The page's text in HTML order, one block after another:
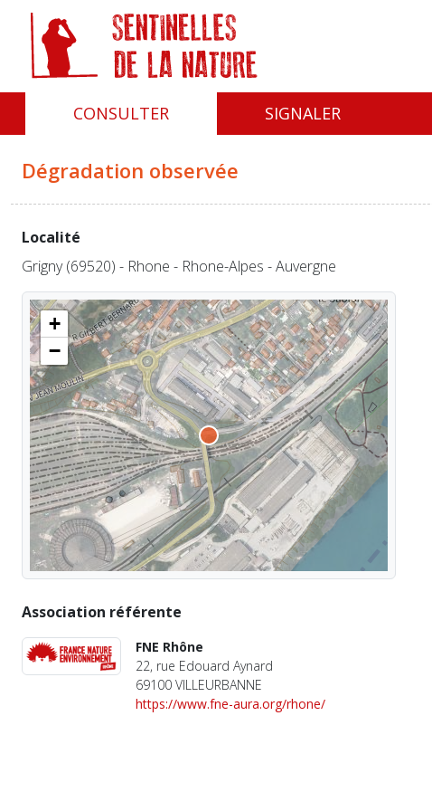
CONSULTER SIGNALER
Dégradation observée
Localité
Grigny (69520) - Rhone - Rhone-Alpes - Auvergne
+
−
Association référente
FNE Rhône
22, rue Edouard Aynard
69100 VILLEURBANNE
https://www.fne-aura.org/rhone/
Panneau de gestion des cookies